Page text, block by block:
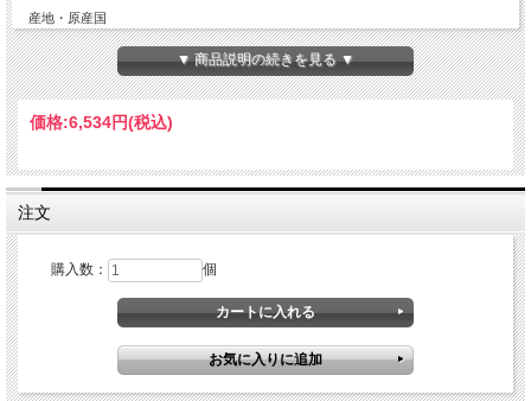
産地・原産国
ロシア産
グレードなど
名称など
セラフィナイト
濃厚グリーンに美しい輝きが宿るセラフィナイトのブレスレットが入荷致しまし
のヒーリングストーンです！
独自の模様から天使の羽と称されるセラフィナイト！
▼ 商品説明の続きを見る ▼
価格:6,534円(税込)
注文
購入数： 個